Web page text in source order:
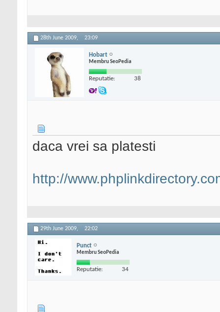
28th June 2009, 23:09
Hobart
Membru SeoPedia
Reputatie: 38
daca vrei sa platesti
http://
29th June 2009, 22:02
Punct
Membru SeoPedia
Reputatie: 34